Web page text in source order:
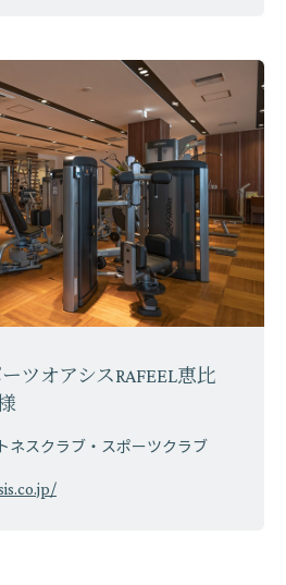
ツオアシスRAFEEL恵比
ネスクラブ・スポーツクラブ